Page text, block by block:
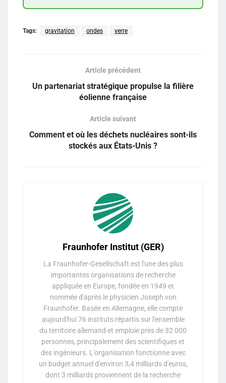
Tags: gravitation ondes verre
Article précédent
Un partenariat stratégique propulse la filière
éolienne française
Article suivant
Comment et où les déchets nucléaires sont-ils
stockés aux États-Unis ?
Fraunhofer Institut (GER)
La Fraunhofer-Gesellschaft est l'une des plus
importantes organisations de recherche
appliquée en Europe, fondée en 1949 et
nommée d'après le physicien Joseph von
Fraunhofer. Basée en Allemagne, elle compte
aujourd'hui 76 instituts répartis sur l'ensemble
du territoire allemand et emploie près de 32 000
personnes, principalement des scientifiques et
des ingénieurs. L'organisation fonctionne avec
un budget annuel d'environ 3,4 milliards d'euros,
dont 3 milliards proviennent de la recherche